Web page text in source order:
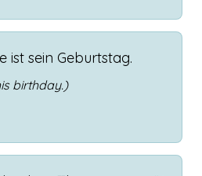
ist sein Geburtstag.
birthday.)